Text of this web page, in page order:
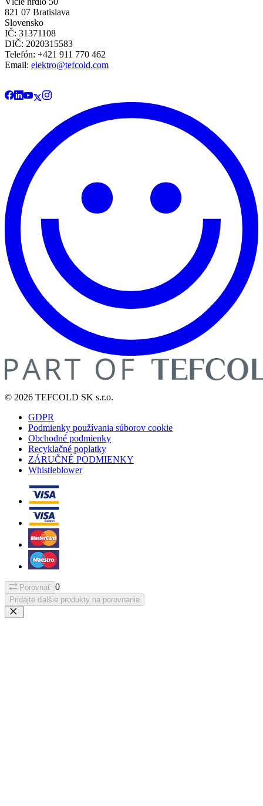
821 07 Bratislava
Slovensko
IČ: 31371108
DIČ: 2020315583
Telefón: +421 911 770 462
Email: elektro@tefcold.com
© 2026 TEFCOLD SK s.r.o.
GDPR
Podmienky používania súborov cookie
Obchodné podmienky
Recyklačné poplatky
ZÁRUČNÉ PODMIENKY
Whistleblower
Porovnať 0
Pridajte ďalšie produkty na porovnanie